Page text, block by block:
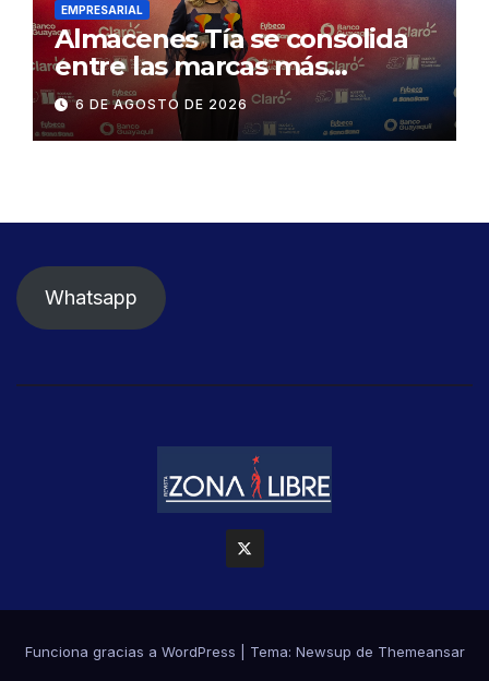
EMPRESARIAL
Almacenes Tía se consolida
entre las marcas más
influyentes del Ecuador
6 DE AGOSTO DE 2026
Whatsapp
Funciona gracias a WordPress Tema: Newsup de Themeansar